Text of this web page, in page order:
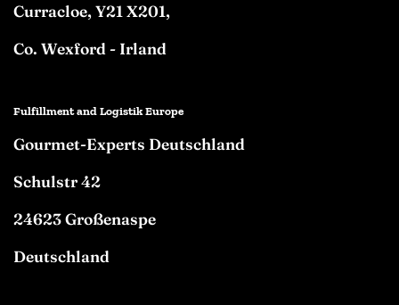
Curracloe, Y21 X201,
Co. Wexford - Irland
Fulfillment and Logistik Europe
Gourmet-Experts Deutschland
Schulstr 42
24623 Großenaspe
Deutschland